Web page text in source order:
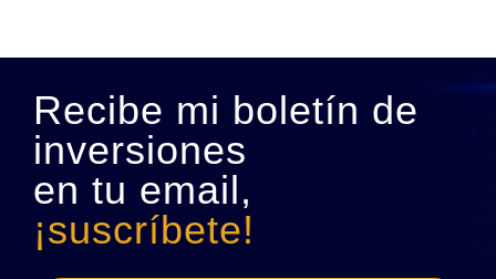
Recibe mi boletín de
inversiones
en tu email,
¡suscríbete!